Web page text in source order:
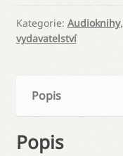
množství
Kategorie: Audioknihy,
vydavatelství
Popis
Popis